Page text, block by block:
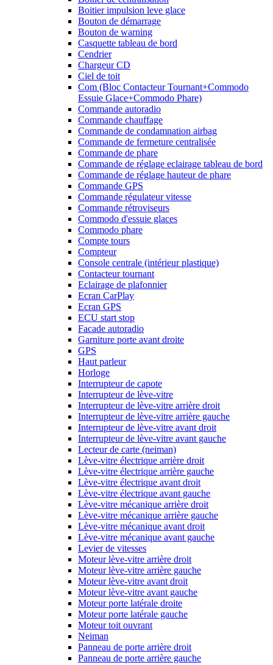
Boitier impulsion leve glace
Bouton de démarrage
Bouton de warning
Casquette tableau de bord
Cendrier
Chargeur CD
Ciel de toit
Com (Bloc Contacteur Tournant+Commodo
Essuie Glace+Commodo Phare)
Commande autoradio
Commande chauffage
Commande de condamnation airbag
Commande de fermeture centralisée
Commande de phare
Commande de réglage eclairage tableau de bord
Commande de réglage hauteur de phare
Commande GPS
Commande régulateur vitesse
Commande rétroviseurs
Commodo d'essuie glaces
Commodo phare
Compte tours
Compteur
Console centrale (intérieur plastique)
Contacteur tournant
Eclairage de plafonnier
Ecran CarPlay
Ecran GPS
ECU start stop
Facade autoradio
Garniture porte avant droite
GPS
Haut parleur
Horloge
Interrupteur de capote
Interrupteur de lève-vitre
Interrupteur de lève-vitre arrière droit
Interrupteur de lève-vitre arrière gauche
Interrupteur de lève-vitre avant droit
Interrupteur de lève-vitre avant gauche
Lecteur de carte (neiman)
Lève-vitre électrique arrière droit
Lève-vitre électrique arrière gauche
Lève-vitre électrique avant droit
Lève-vitre électrique avant gauche
Lève-vitre mécanique arrière droit
Lève-vitre mécanique arrière gauche
Lève-vitre mécanique avant droit
Lève-vitre mécanique avant gauche
Levier de vitesses
Moteur lève-vitre arrière droit
Moteur lève-vitre arrière gauche
Moteur lève-vitre avant droit
Moteur lève-vitre avant gauche
Moteur porte latérale droite
Moteur porte latérale gauche
Moteur toit ouvrant
Neiman
Panneau de porte arrière droit
Panneau de porte arrière gauche